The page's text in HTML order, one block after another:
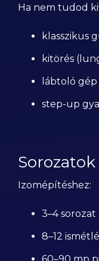
Ha nem tudod
klasszikus
kitörés
lábtoló gép
step-up
Izomépítéshez:
3–4 sorozat
8–12